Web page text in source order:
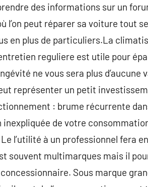
des informations sur un
l’on peut réparer sa voiture tout
en plus de particuliers.La
reguliere est utile pour
ne vous sera plus d’aucune
représenter un petit
: brume récurrente
de votre
l’utilité à un professionnel fera
souvent multimarques mais il
Sous marque